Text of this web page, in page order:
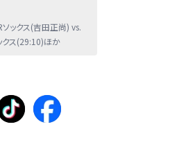
ソックス(吉田正尚) vs.
クス(29:10)ほか